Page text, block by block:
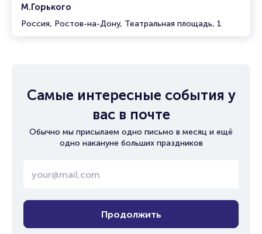
М.Горького
Россия, Ростов-на-Дону, Театральная площадь, 1
Самые интересные события у
вас в почте
Обычно мы присылаем одно письмо в месяц и ещё
одно накануне больших праздников
Продолжить